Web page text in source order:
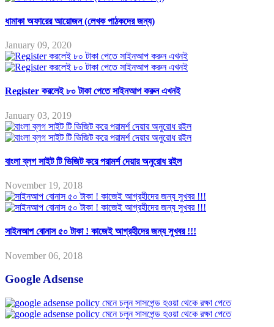
ধামাকা অফারের আয়োজন (লেখক পাঠকদের জন্য)
January 09, 2020
Register করলেই ৮০ টাকা পেতে সাইনআপ করুন এখনই
January 03, 2019
বাংলা ব্লগ সাইট টি ভিজিট করে পরামর্শ দেয়ার অনুরোধ রইল
November 19, 2018
সাইনআপ বোনাস ৫০ টাকা ! কাজেই আগ্রহীদের জন্য সুখবর !!!
November 06, 2018
Google Adsense